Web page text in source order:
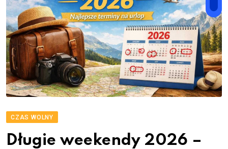
CZAS WOLNY
Długie weekendy 2026 –